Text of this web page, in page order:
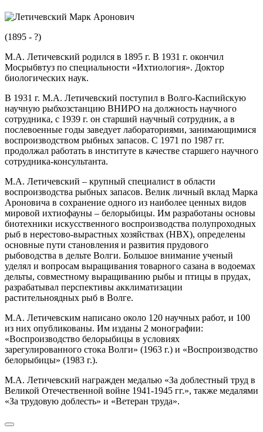
(1895 - ?)
М.А. Летичевский родился в 1895 г. В 1931 г. окончил
Мосрыбвтуз по специальности «Ихтиология». Доктор
биологических наук.
В 1931 г. М.А. Летичевский поступил в Волго-Каспийскую
научную рыбхозстанцию ВНИРО на должность научного
сотрудника, с 1939 г. он старший научный сотрудник, а в
послевоенные годы заведует лабораториями, занимающимися
воспроизводством рыбных запасов. С 1971 по 1987 гг.
продолжал работать в институте в качестве старшего научного
сотрудника-консультанта.
М.А. Летичевский – крупный специалист в области
воспроизводства рыбных запасов. Велик личный вклад Марка
Ароновича в сохранение одного из наиболее ценных видов
мировой ихтиофауны – белорыбицы. Им разработаны основы
биотехники искусственного воспроизводства полупроходных
рыб в нерестово-вырастных хозяйствах (НВХ), определены
основные пути становления и развития прудового
рыбоводства в дельте Волги. Большое внимание ученый
уделял и вопросам выращивания товарного сазана в водоемах
дельты, совместному выращиванию рыбы и птицы в прудах,
разрабатывал перспективы акклиматизации
растительноядных рыб в Волге.
М.А. Летичевским написано около 120 научных работ, и 100
из них опубликованы. Им изданы 2 монографии:
«Воспроизводство белорыбицы в условиях
зарегулированного стока Волги» (1963 г.) и «Воспроизводство
белорыбицы» (1983 г.).
М.А. Летичевский награжден медалью «За доблестный труд в
Великой Отечественной войне 1941-1945 гг.», также медалями
«За трудовую доблесть» и «Ветеран труда».